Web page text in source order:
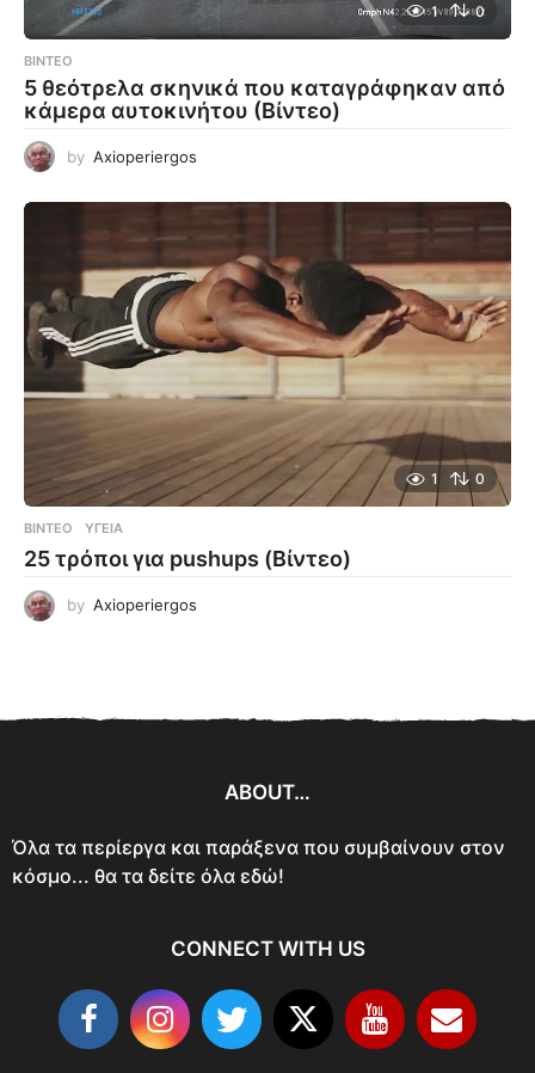
1 0
ΒΊΝΤΕΟ
5 θεότρελα σκηνικά που καταγράφηκαν από
κάμερα αυτοκινήτου (Βίντεο)
by Axioperiergos
1 0
ΒΊΝΤΕΟ ΥΓΕΊΑ
25 τρόποι για pushups (Βίντεο)
by Axioperiergos
ABOUT…
Όλα τα περίεργα και παράξενα που συμβαίνουν στον
κόσμο... θα τα δείτε όλα εδώ!
CONNECT WITH US